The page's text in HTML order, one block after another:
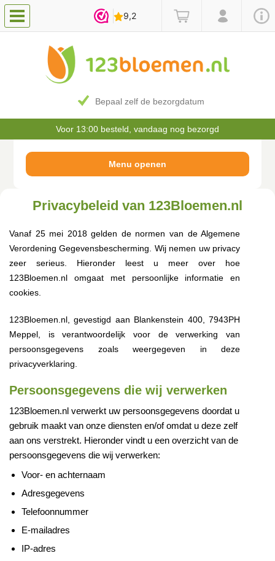
Bepaal zelf de bezorgdatum
Voor 13:00 besteld, vandaag nog bezorgd
Privacybeleid van 123Bloemen.nl
Vanaf 25 mei 2018 gelden de normen van de Algemene
Verordening Gegevensbescherming. Wij nemen uw privacy
zeer serieus. Hieronder leest u meer over hoe
123Bloemen.nl omgaat met persoonlijke informatie en
cookies.
123Bloemen.nl, gevestigd aan Blankenstein 400, 7943PH
Meppel, is verantwoordelijk voor de verwerking van
persoonsgegevens zoals weergegeven in deze
privacyverklaring.
Persoonsgegevens die wij verwerken
123Bloemen.nl verwerkt uw persoonsgegevens doordat u
gebruik maakt van onze diensten en/of omdat u deze zelf
aan ons verstrekt. Hieronder vindt u een overzicht van de
persoonsgegevens die wij verwerken:
Voor- en achternaam
Adresgegevens
Telefoonnummer
E-mailadres
IP-adres